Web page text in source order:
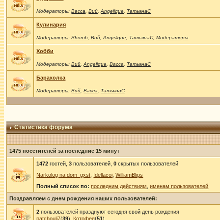
Модераторы:Васса ,Вий ,Angelique ТатьянаС
Кулинария
Модераторы:Shoroh ,Вий ,Angelique ТатьянаС ,Модераторы
Хобби
Модераторы:Вий ,Angelique ,Васса ТатьянаС
Барахолка
Модераторы:Вий ,Васса ТатьянаС
Статистика форума
1475 посетителей за последние 15 минут
1472 гостей,3 пользователей,0 скрытых пользователей
Narkolog na dom_gxst Idellacoi ,WilliamBlips
Полный список по: последним действиям ,именам пользователей
Поздравляем с днем рождения наших пользователей:
2 пользователей празднуют сегодня свой день рождения
patchouli7(39), Котофея(51)